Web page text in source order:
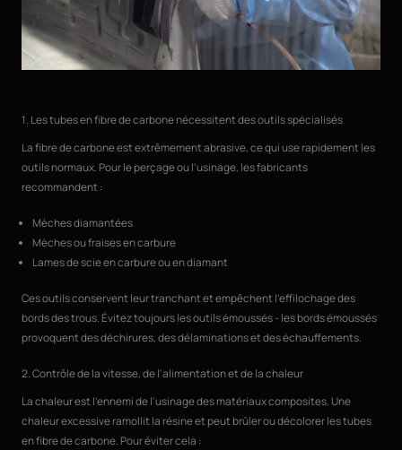
1. Les tubes en fibre de carbone nécessitent des outils spécialisés
La fibre de carbone est extrêmement abrasive, ce qui use rapidement les
outils normaux. Pour le perçage ou l'usinage, les fabricants
recommandent :
Mèches diamantées
Mèches ou fraises en carbure
Lames de scie en carbure ou en diamant
Ces outils conservent leur tranchant et empêchent l'effilochage des
bords des trous. Évitez toujours les outils émoussés - les bords émoussés
provoquent des déchirures, des délaminations et des échauffements.
2. Contrôle de la vitesse, de l'alimentation et de la chaleur
La chaleur est l'ennemi de l'usinage des matériaux composites. Une
chaleur excessive ramollit la résine et peut brûler ou décolorer les tubes
en fibre de carbone. Pour éviter cela :